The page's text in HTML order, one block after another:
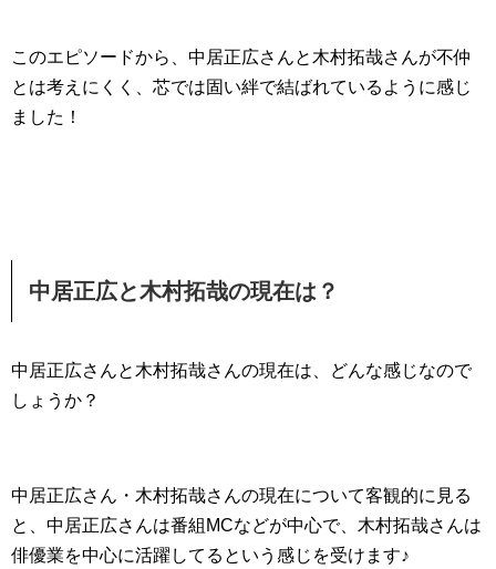
このエピソードから、中居正広さんと木村拓哉さんが不仲
とは考えにくく、芯では固い絆で結ばれているように感じ
ました！
中居正広と木村拓哉の現在は？
中居正広さんと木村拓哉さんの現在は、どんな感じなので
しょうか？
中居正広さん・木村拓哉さんの現在について客観的に見る
と、中居正広さんは番組MCなどが中心で、木村拓哉さんは
俳優業を中心に活躍してるという感じを受けます♪